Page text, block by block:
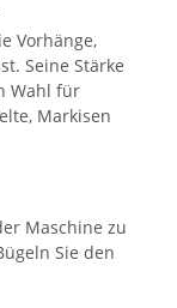
Vorhänge,
Seine Stärke
Wahl für
Markisen
Maschine zu
Sie den